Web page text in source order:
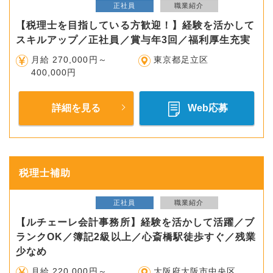
正社員 職業紹介
【税理士を目指している方歓迎！】経験を活かして
スキルアップ／正社員／賞与年3回／福利厚生充実
月給 270,000円～
400,000円
東京都足立区
詳細を見る Web応募
税理士補助
正社員 職業紹介
【ルチェーレ会計事務所】経験を活かして活躍／ブ
ランクOK／簿記2級以上／心斎橋駅徒歩すぐ／残業
少なめ